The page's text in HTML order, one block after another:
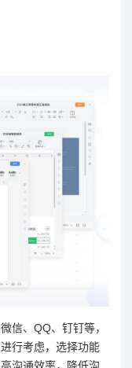
信、QQ、钉钉等，
行考虑，选择功能